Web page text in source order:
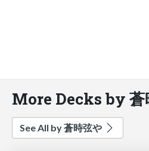
More Decks by 蒼
See All by 蒼時弦や